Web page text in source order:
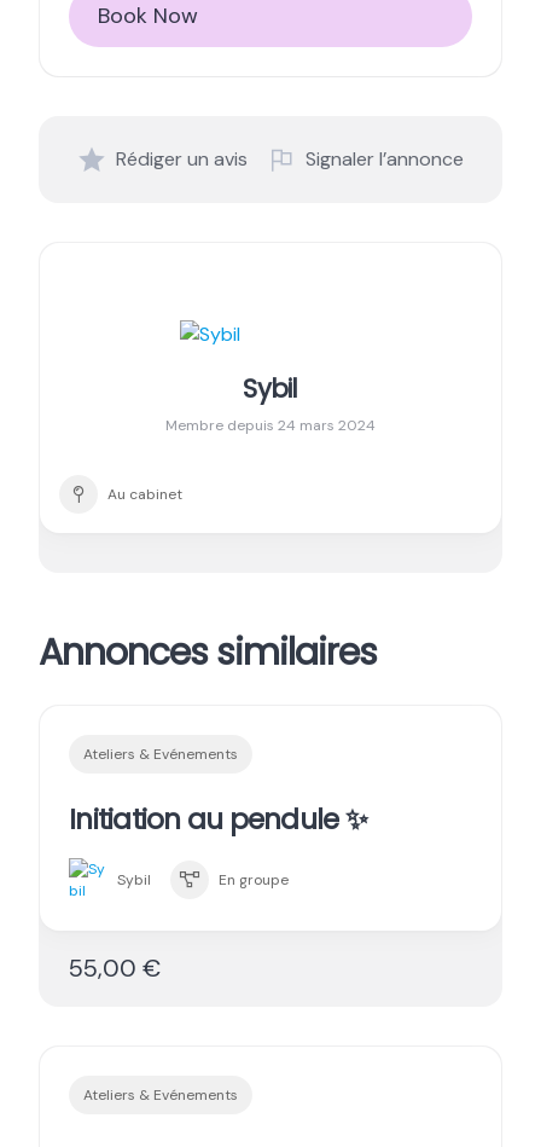
Book Now
Rédiger un avis Signaler l’annonce
Sybil
Membre depuis 24 mars 2024
Au cabinet
Annonces similaires
Ateliers & Evénements
Initiation au pendule ✨
Sybil En groupe
55,00 €
Ateliers & Evénements